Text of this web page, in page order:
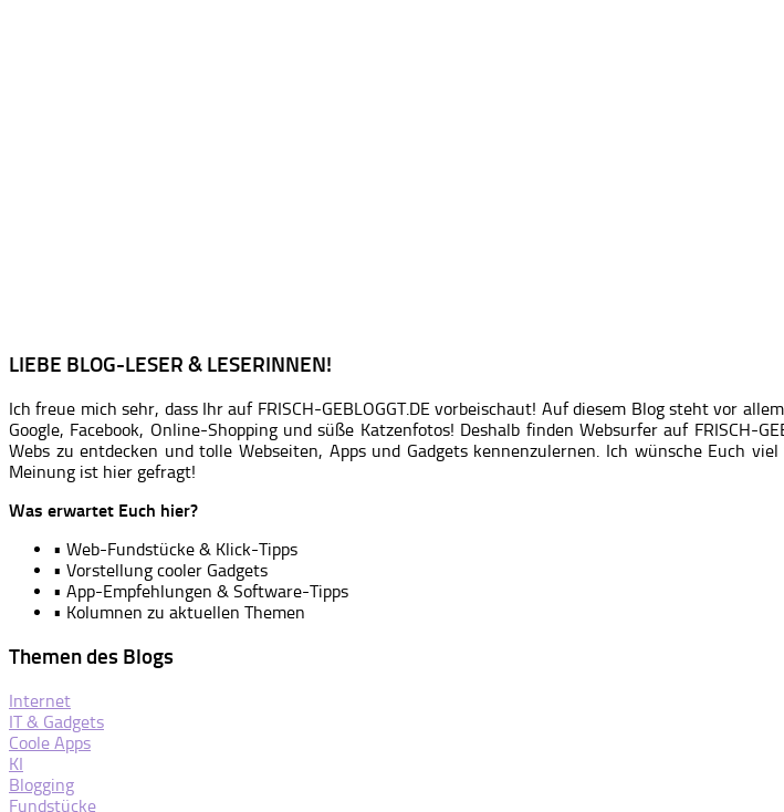
LIEBE BLOG-LESER & LESERINNEN!
Ich freue mich sehr, dass Ihr auf FRISCH-GEBLOGGT.DE vorbeischaut! Auf diesem Blog steht vor
Google, Facebook, Online-Shopping und süße Katzenfotos! Deshalb finden Websurfer auf FRISCH-
Webs zu entdecken und tolle Webseiten, Apps und Gadgets kennenzulernen. Ich wünsche Euch
Meinung ist hier gefragt!
Was erwartet Euch hier?
• Web-Fundstücke & Klick-Tipps
• Vorstellung cooler Gadgets
• App-Empfehlungen & Software-Tipps
• Kolumnen zu aktuellen Themen
Themen des Blogs
Internet
IT & Gadgets
Coole Apps
KI
Blogging
Fundstücke